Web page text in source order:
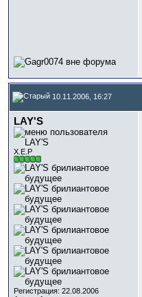
10.11.2006, 16:27
LAY'S
Х.Е.Р
Регистрация: 22.08.2006